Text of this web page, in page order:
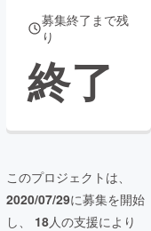
募集終了まで残
り
終了
このプロジェクトは、
2020/07/29に募集を開始
し、 18人の支援により